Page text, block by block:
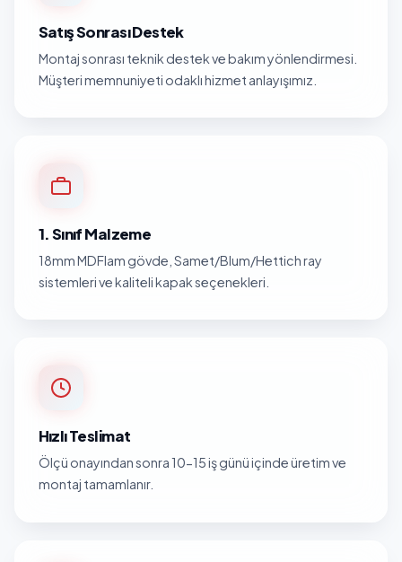
Satış Sonrası Destek
Montaj sonrası teknik destek ve bakım yönlendirmesi.
Müşteri memnuniyeti odaklı hizmet anlayışımız.
1. Sınıf Malzeme
18mm MDFlam gövde, Samet/Blum/Hettich ray
sistemleri ve kaliteli kapak seçenekleri.
Hızlı Teslimat
Ölçü onayından sonra 10-15 iş günü içinde üretim ve
montaj tamamlanır.